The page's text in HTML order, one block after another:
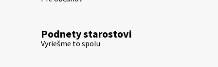
Podnety starostovi
Vyriešme to spolu